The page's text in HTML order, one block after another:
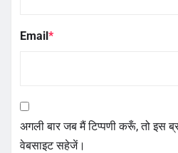
Email *
अगली बार जब मैं टिप्पणी करूँ, तो इस
वेबसाइट सहेजें।